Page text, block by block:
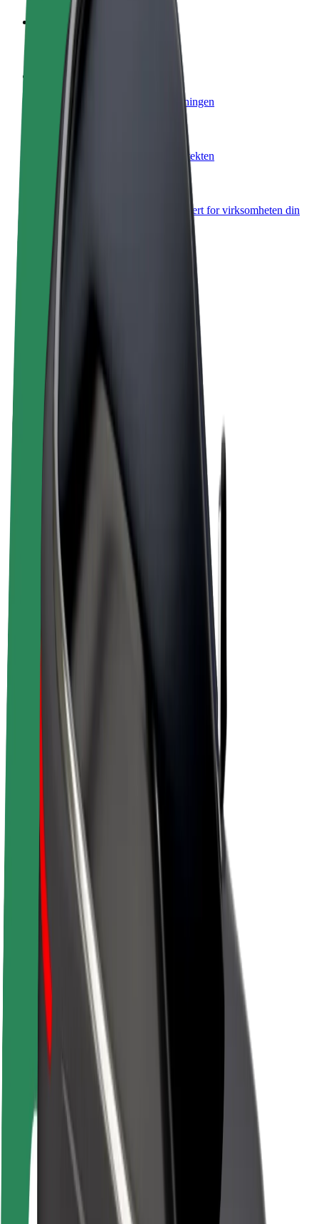
Bli et leveringsbud
Lever mat og få betalt ukentlig
Legg til en restaurant eller butikk
Nå ut til flere kunder og øk inntjeningen
Registrer deg som flåteeier
Legg til flåten din i Bolt og øk inntekten
Bolt for Business
Bolt-produkter og tjenester oppskalert for virksomheten din
Vilkår og betingelser
Personvern
Informasjonskapsler
© 2026 Bolt Technology OÜ
Produkter
Sparkesykler
Bolt for Business
El-sykler
Bolt Pluss
Tjen med Bolt
Sjåfører
Sjåførinntekter
Leveringsbud
Inntekter for leveringsbud
Bolt Food-partnere
Flåter
Franchiser
Karrierer
Om Bolt
Bærekraft hos Bolt
Prosjekt Zero
Blogg
Nyhetsrom
Retningslinjer for varemerke
Oppdrag
Investorrelasjoner
Merkevare
Media
Urban Fund
Sikkerhet for passasjer